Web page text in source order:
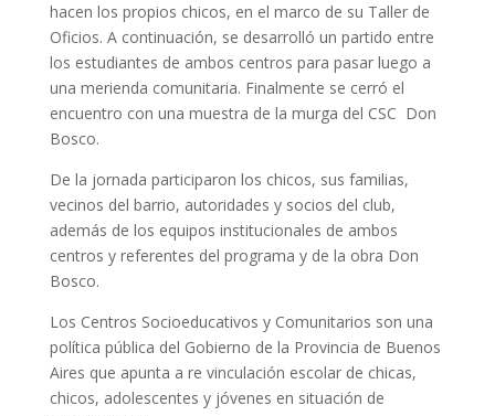
hacen los propios chicos, en el marco de su Taller de
Oficios. A continuación, se desarrolló un partido entre
los estudiantes de ambos centros para pasar luego a
una merienda comunitaria. Finalmente se cerró el
encuentro con una muestra de la murga del CSC Don
Bosco.
De la jornada participaron los chicos, sus familias,
vecinos del barrio, autoridades y socios del club,
además de los equipos institucionales de ambos
centros y referentes del programa y de la obra Don
Bosco.
Los Centros Socioeducativos y Comunitarios son una
política pública del Gobierno de la Provincia de Buenos
Aires que apunta a re vinculación escolar de chicas,
chicos, adolescentes y jóvenes en situación de